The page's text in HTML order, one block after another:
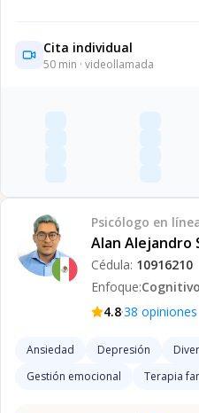
Cita individual
50 min · videollamada
Psicólogo en
Alan Alejandro
Cédula: 10916210
Enfoque:
4.8·38 opiniones
Ansiedad Depresión
Gestión emocional
Terapia